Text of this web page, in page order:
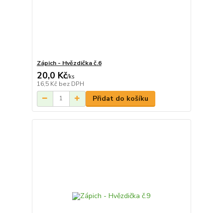
Zápich - Hvězdička č.6
20,0 Kč/ks
16,5 Kč bez DPH
Přidat do košíku